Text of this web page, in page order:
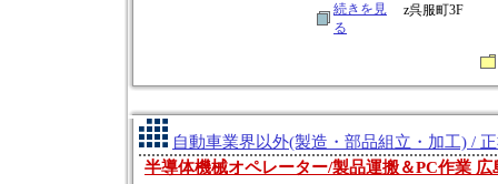
続きを見
る
z呉服町3F
自動車業界以外(製造・部品組立・加工) /
半導体機械オペレーター/製品運搬＆PC作業 広